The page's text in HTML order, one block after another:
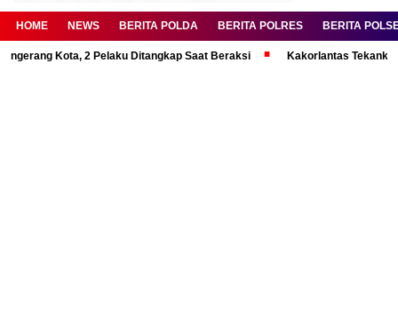
HOME NEWS BERITA POLDA BERITA POLRES BERITA
2 Pelaku Ditangkap Saat Beraksi Kakorlantas Tekankan Mental